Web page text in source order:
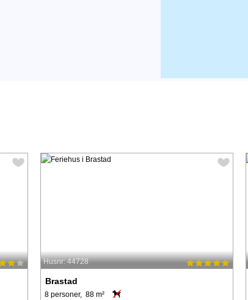
Husnr: 44728
Brastad
8 personer, 88 m²